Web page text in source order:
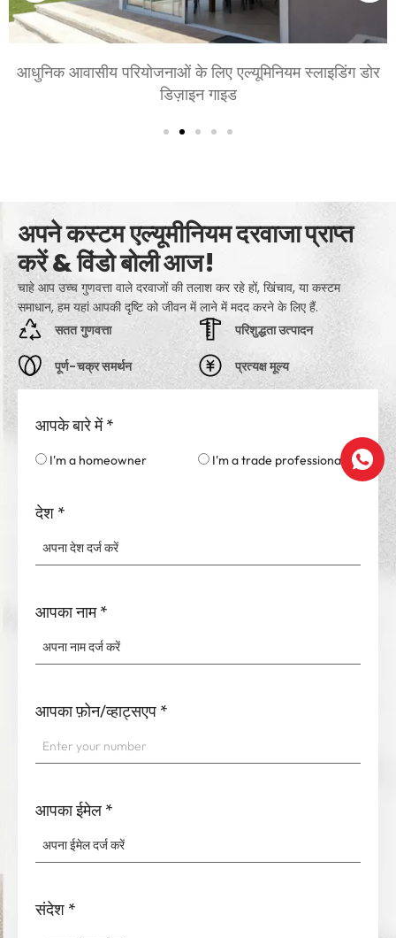
आधुनिक आवासीय परियोजनाओं के लिए एल्यूमिनियम स्लाइडिंग डोर
डिज़ाइन गाइड
अपने कस्टम एल्यूमीनियम दरवाजा प्राप्त
करें & विंडो बोली आज!
चाहे आप उच्च गुणवत्ता वाले दरवाजों की तलाश कर रहे हों, खिंचाव, या कस्टम
समाधान, हम यहां आपकी दृष्टि को जीवन में लाने में मदद करने के लिए हैं.
सतत गुणवत्ता
पूर्ण-चक्र समर्थन
परिशुद्धता उत्पादन
प्रत्यक्ष मूल्य
आपके बारे में *
I'm a homeowner I'm a trade professional
देश *
आपका नाम *
आपका फ़ोन/व्हाट्सएप *
आपका ईमेल *
संदेश *